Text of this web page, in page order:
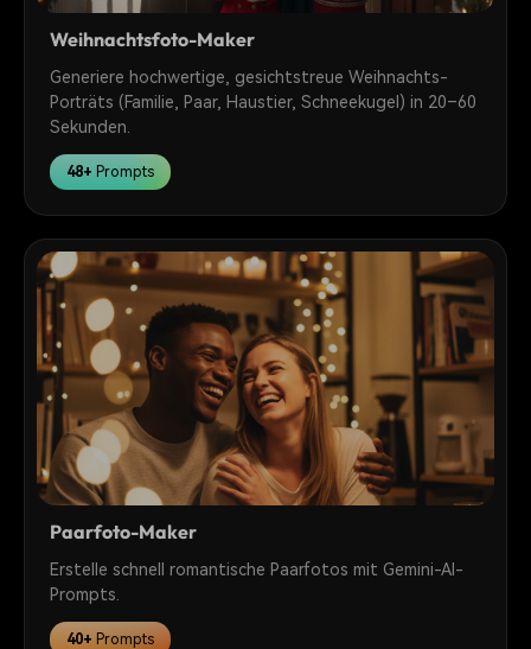
Weihnachtsfoto-Maker
Generiere hochwertige, gesichtstreue Weihnachts-
Porträts (Familie, Paar, Haustier, Schneekugel) in 20–60
Sekunden.
48+ Prompts
Paarfoto-Maker
Erstelle schnell romantische Paarfotos mit Gemini-AI-
Prompts.
40+ Prompts